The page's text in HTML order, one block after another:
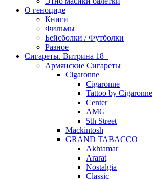
О геноциде
Книги
Фильмы
Бейсболки / Футболки
Разное
Сигареты. Витрина 18+
Армянские Сигареты
Cigaronne
Cigaronne
Tattoo by Cigaronne
Center
AMG
5th Street
Mackintosh
GRAND TABACCO
Akhtamar
Ararat
Nostalgia
Classic